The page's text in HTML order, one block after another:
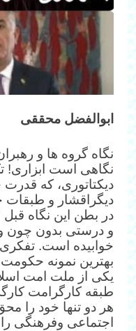
ابوالفضل محققی
نگاه گروه ها و
نگاهی است ابزاری!
دیکتاتوری، که قدرت
دیگراقشار و طبقات
در بطن این نگاه قبل
و درستی بدون چون و
خوابیده است.
بهترین نمونه
یکی از ملت امت
طبقه کارگرامت
هر دو تنها خود را
اجتماعی وفرهنگی